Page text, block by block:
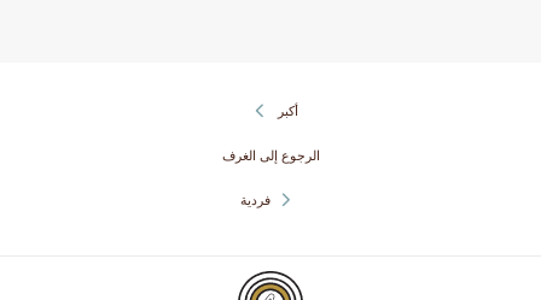
أكبر
الرجوع إلى الغرف
فردية